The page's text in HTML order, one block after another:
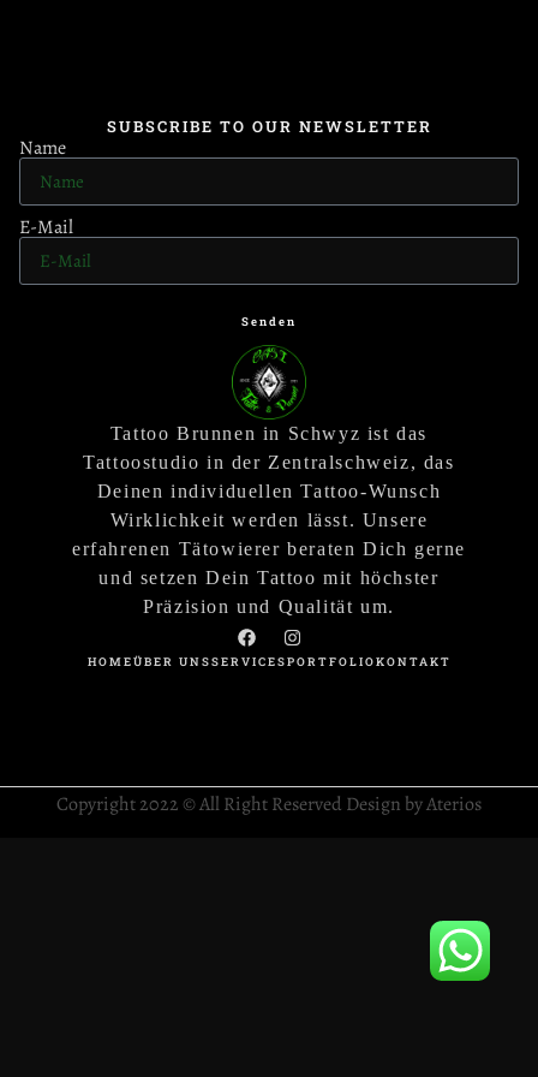
SUBSCRIBE TO OUR NEWSLETTER
Name
E-Mail
Senden
Tattoo Brunnen in Schwyz ist das
Tattoostudio in der Zentralschweiz, das
Deinen individuellen Tattoo-Wunsch
Wirklichkeit werden lässt. Unsere
erfahrenen Tätowierer beraten Dich gerne
und setzen Dein Tattoo mit höchster
Präzision und Qualität um.
HOMEÜBER UNSSERVICESPORTFOLIOKONTAKT
Copyright 2022 © All Right Reserved Design by Aterios